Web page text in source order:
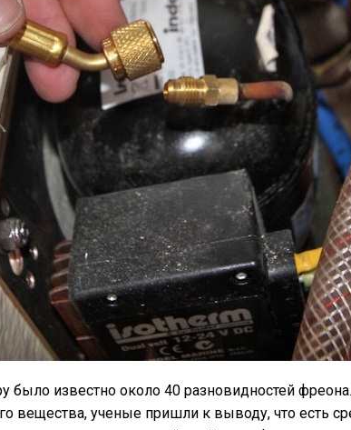
было известно около 40 разновидностей
вещества, ученые пришли к выводу, что есть